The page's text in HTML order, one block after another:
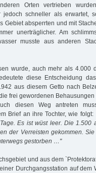
Orten vertrieben
jedoch schneller als erwartet,
Gebiet absperrten und mit
unerträglicher. Am
musste aus anderen
wurde, auch mehr als 4.000
diese Entscheidung
aus diesem Getto nach
frei gewordenen
diesen Weg antreten
Brief an ihre Tochter, wie folgt:
Es ist wüst leer. Die 1.500
der Verreisten gekommen.
gestorben …"
und aus dem
Durchgangsstation auf dem